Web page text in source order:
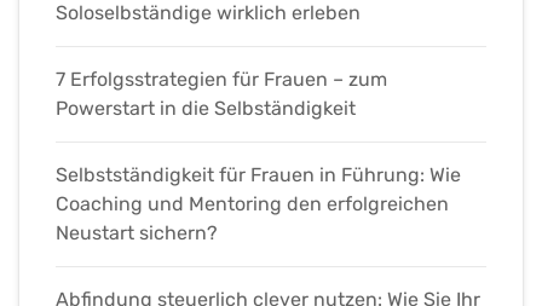
Soloselbständige wirklich erleben
7 Erfolgsstrategien für Frauen – zum
Powerstart in die Selbständigkeit
Selbstständigkeit für Frauen in Führung: Wie
Coaching und Mentoring den erfolgreichen
Neustart sichern?
Abfindung steuerlich clever nutzen: Wie Sie Ihr